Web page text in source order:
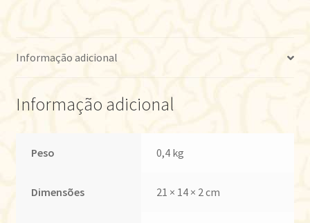
Informação adicional
Informação adicional
Peso 0,4 kg
Dimensões 21 × 14 × 2 cm